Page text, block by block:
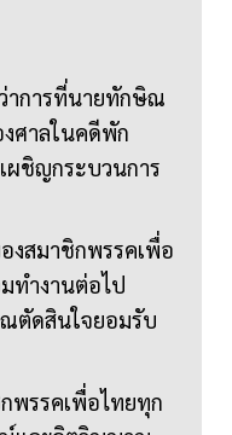
าการที่นายทักษิณ
ศาลในคดีพัก
ผชิญกระบวนการ
งสมาชิกพรรคเพื่อ
ทำงานต่อไป
ตัดสินใจยอมรับ
พรรคเพื่อไทยทุก